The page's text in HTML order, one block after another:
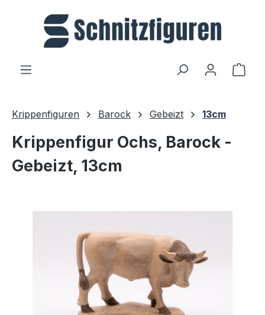
Zum Hauptinhalt springen
Krippenfiguren Barock Gebeizt 13cm
Krippenfigur Ochs, Barock -
Gebeizt, 13cm